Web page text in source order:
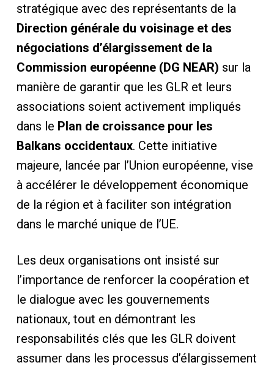
stratégique avec des représentants de la
Direction générale du voisinage et des
négociations d’élargissement de la
Commission européenne (DG NEAR) sur la
manière de garantir que les GLR et leurs
associations soient activement impliqués
dans le Plan de croissance pour les
Balkans occidentaux. Cette initiative
majeure, lancée par l’Union européenne, vise
à accélérer le développement économique
de la région et à faciliter son intégration
dans le marché unique de l’UE.
Les deux organisations ont insisté sur
l’importance de renforcer la coopération et
le dialogue avec les gouvernements
nationaux, tout en démontrant les
responsabilités clés que les GLR doivent
assumer dans les processus d’élargissement